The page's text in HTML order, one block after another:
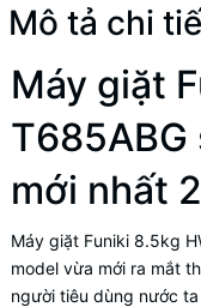
Mô tả chi
Máy giặt
T685ABG
mới nhất
Máy giặt Funiki 8.5kg
model vừa mới ra mắt
người tiêu dùng nước